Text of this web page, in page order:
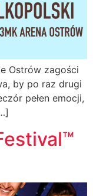
Ostrów zagości
by po raz drugi
pełen emocji,